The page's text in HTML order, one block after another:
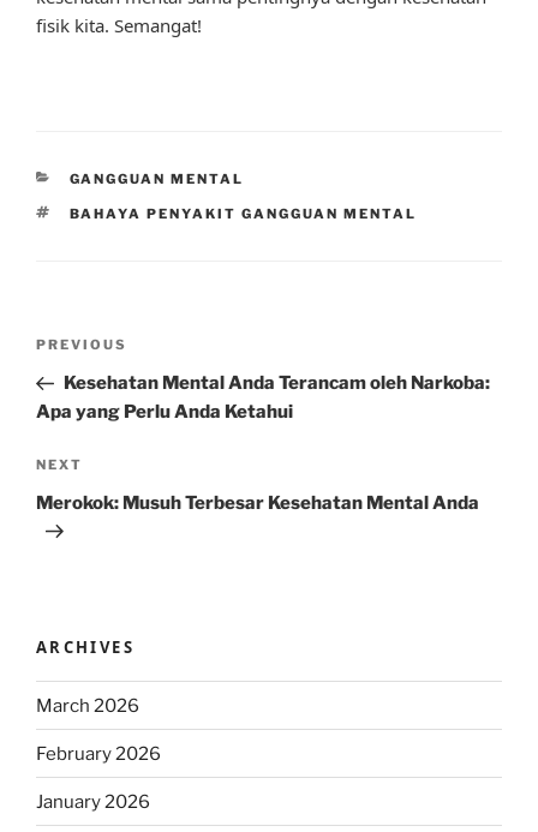
fisik kita. Semangat!
CATEGORIES
GANGGUAN MENTAL
TAGS
BAHAYA PENYAKIT GANGGUAN MENTAL
Previous
Post
PREVIOUS
Kesehatan Mental Anda Terancam oleh Narkoba:
Apa yang Perlu Anda Ketahui
Next
Post
NEXT
Merokok: Musuh Terbesar Kesehatan Mental Anda
ARCHIVES
March 2026
February 2026
January 2026